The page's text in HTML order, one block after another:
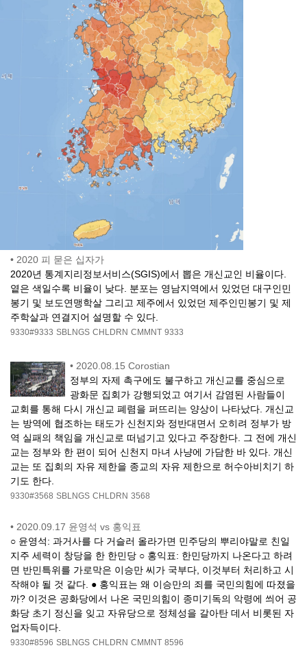
• 2020 피 묻은 십자가
2020년 통계지리정보서비스(SGIS)에서 뽑은 개신교인 비율이다.
옅은 색일수록 비율이 낮다. 분포는 영남지역에서 있었던 대구인민
봉기 및 보도연맹학살 그리고 제주에서 있었던 제주인민봉기 및 제
주학살과 연결지어 설명할 수 있다.
9330#9333 SBLNGS CHLDRN CMMNT 9333
• 2020.08.15 Corostian
정부의 자제 촉구에도 불구하고 개신교를 중심으로
광화문 집회가 강행되었고 여기서 감염된 사람들이
교회를 통해 다시 개신교 폐렴을 퍼뜨리는 양상이 나타났다. 개신교
는 방역에 협조하는 태도가 신천지와 정반대면서 오히려 정부가 방
역 실패의 책임을 개신교로 떠넘기고 있다고 주장한다. 그 전에 개신
교는 정부와 한 편이 되어 신천지 마녀 사냥에 가담한 바 있다. 개신
교는 또 집회의 자유 제한을 종교의 자유 제한으로 허수아비치기 하
기도 한다.
9330#3568 SBLNGS CHLDRN 3568
• 2020.09.17 윤영석 vs 홍익표
○ 윤영석: 과거사를 다 거슬러 올라가면 민주당의 뿌리야말로 친일
지주 세력이 창당을 한 한민당 ○ 홍익표: 한민당까지 나온다고 하려
면 반민특위를 가로막은 이승만 씨가 국부다, 이것부터 처리하고 시
작해야 될 것 같다. ● 홍익표는 왜 이승만의 죄를 국민의힘에 따졌을
까? 이것은 공화당에서 나온 국민의힘이 종미기독의 악령에 씌어 공
화당 초기 정신을 잊고 자유당으로 정체성을 갈아탄 데서 비롯된 자
업자득이다.
9330#8596 SBLNGS CHLDRN CMMNT 8596